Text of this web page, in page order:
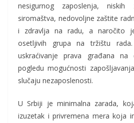
nesigurnog zaposlenja,
siromaštva, nedovoljne zaštite
i zdravlja na radu, a naročito
osetljivih grupa na tržištu rada.
uskraćivanje prava građana
pogledu mogućnosti
slučaju nezaposlenosti.
U Srbiji je minimalna zarada,
izuzetak i privremena mera koja